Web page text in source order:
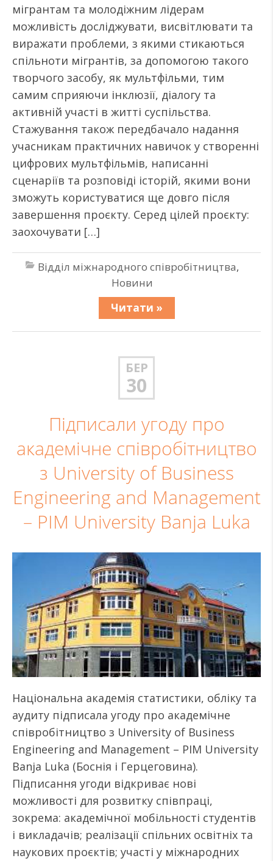
мігрантам та молодіжним лідерам
можливість досліджувати, висвітлювати та
виражати проблеми, з якими стикаються
спільноти мігрантів, за допомогою такого
творчого засобу, як мультфільми, тим
самим сприяючи інклюзії, діалогу та
активній участі в житті суспільства.
Стажування також передбачало надання
учасникам практичних навичок у створенні
цифрових мультфільмів, написанні
сценаріїв та розповіді історій, якими вони
зможуть користуватися ще довго після
завершення проєкту. Серед цілей проєкту:
заохочувати […]
Відділ міжнародного співробітництва,
Новини
Читати »
БЕР
30
Підписали угоду про
академічне співробітництво
з University of Business
Engineering and Management
– PIM University Banja Luka
Національна академія статистики, обліку та
аудиту підписала угоду про академічне
співробітництво з University of Business
Engineering and Management – PIM University
Banja Luka (Боснія і Герцеговина).
Підписання угоди відкриває нові
можливості для розвитку співпраці,
зокрема: академічної мобільності студентів
і викладачів; реалізації спільних освітніх та
наукових проєктів; участі у міжнародних